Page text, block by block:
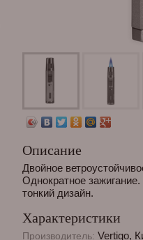
Описание
Двойное
Однократное
тонкий дизайн.
Характеристики
Производитель: Vertigo,